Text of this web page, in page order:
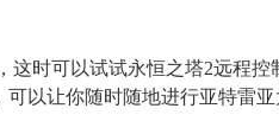
时可以试试永恒之塔2远程
以让你随时随地进行亚特雷亚